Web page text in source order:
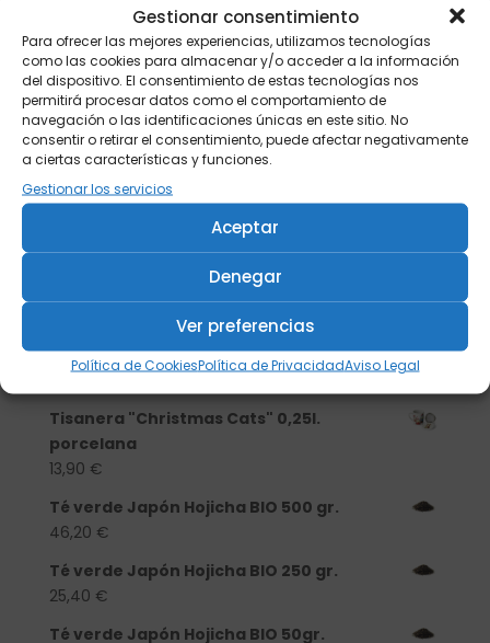
Gestionar consentimiento
Para ofrecer las mejores experiencias, utilizamos tecnologías
como las cookies para almacenar y/o acceder a la información
del dispositivo. El consentimiento de estas tecnologías nos
permitirá procesar datos como el comportamiento de
navegación o las identificaciones únicas en este sitio. No
consentir o retirar el consentimiento, puede afectar negativamente
a ciertas características y funciones.
Gestionar los servicios
Aceptar
Denegar
Ver preferencias
Política de CookiesPolítica de PrivacidadAviso Legal
Productos
Tisanera "Christmas Cats" 0,25l.
porcelana
13,90 €
Té verde Japón Hojicha BIO 500 gr.
46,20 €
Té verde Japón Hojicha BIO 250 gr.
25,40 €
Té verde Japón Hojicha BIO 50gr.